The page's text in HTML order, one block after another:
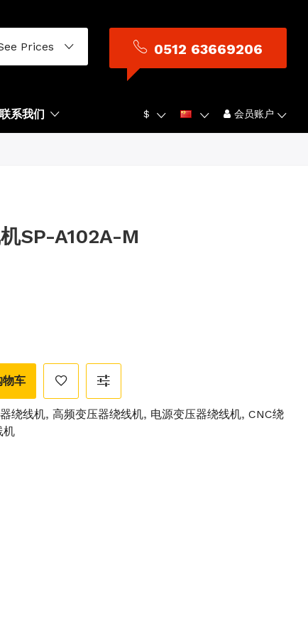
联系我们 $ 会员账户
Prices 0512 63669206
SP-A102A-M
物车
绕线机, 高频变压器绕线机, 电源变压器绕线机, CNC绕
机